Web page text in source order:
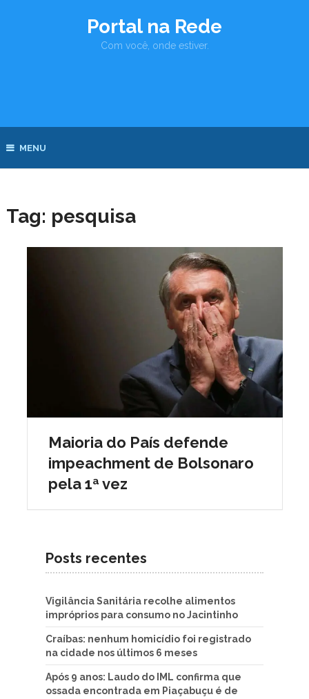
Portal na Rede
Com você, onde estiver.
MENU
Tag: pesquisa
Maioria do País defende
impeachment de Bolsonaro
pela 1ª vez
Posts recentes
Vigilância Sanitária recolhe alimentos
impróprios para consumo no Jacintinho
Craíbas: nenhum homicídio foi registrado
na cidade nos últimos 6 meses
Após 9 anos: Laudo do IML confirma que
ossada encontrada em Piaçabuçu é de